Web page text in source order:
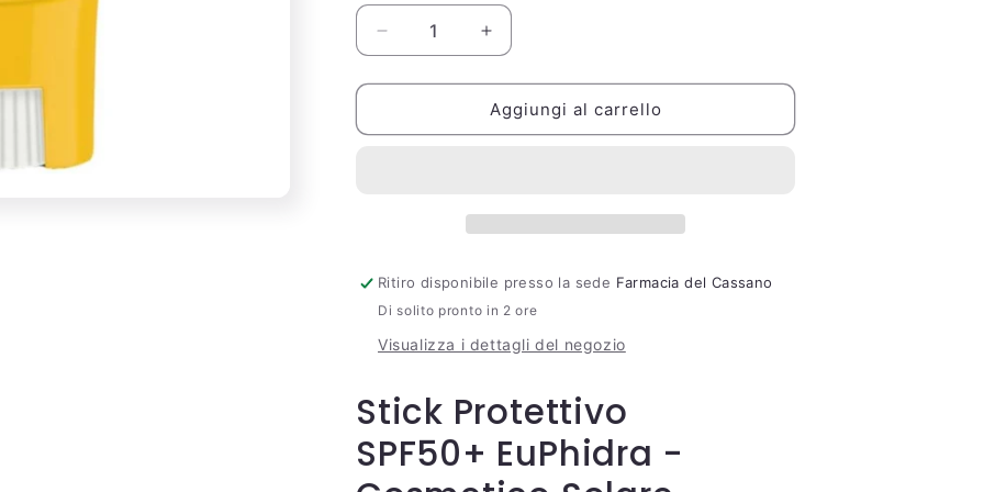
Diminuisci
quantità
per
Protettivo
Aumenta
quantità
per
Stick
Protettivo
Aggiungi al carrello
Ritiro disponibile presso la sede Farmacia del Cassano
Di solito pronto in 2 ore
Visualizza i dettagli del negozio
Stick Protettivo
SPF50+ EuPhidra -